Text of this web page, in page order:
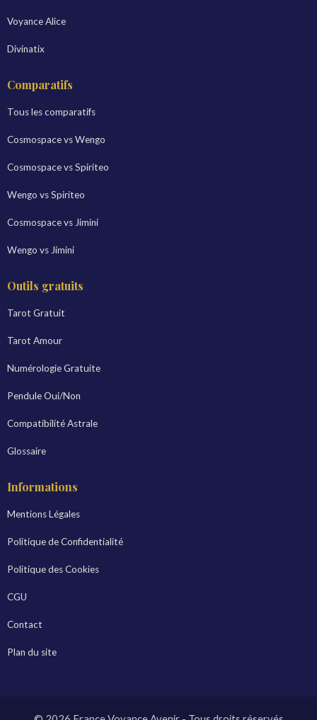
Voyance Alice
Divinatix
Comparatifs
Tous les comparatifs
Cosmospace vs Wengo
Cosmospace vs Spiriteo
Wengo vs Spiriteo
Cosmospace vs Jimini
Wengo vs Jimini
Outils gratuits
Tarot Gratuit
Tarot Amour
Numérologie Gratuite
Pendule Oui/Non
Compatibilité Astrale
Glossaire
Informations
Mentions Légales
Politique de Confidentialité
Politique des Cookies
CGU
Contact
Plan du site